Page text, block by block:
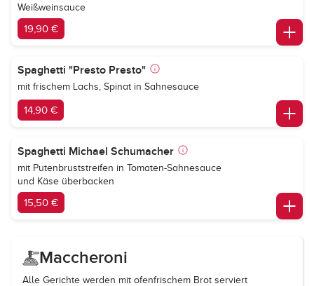
Weißweinsauce
19,90 €
Spaghetti "Presto Presto"
mit frischem Lachs, Spinat in Sahnesauce
14,90 €
Spaghetti Michael Schumacher
mit Putenbruststreifen in Tomaten-Sahnesauce
und Käse überbacken
15,50 €
Maccheroni
Alle Gerichte werden mit ofenfrischem Brot serviert